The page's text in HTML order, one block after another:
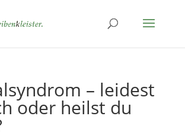
– leidest
oder heilst du